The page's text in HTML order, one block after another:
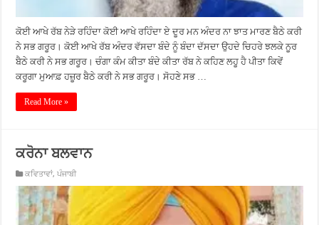
ਕੋਈ ਆਖੇ ਰੱਬ ਨੇੜੇ ਰਹਿੰਦਾ ਕੋਈ ਆਖੇ ਰਹਿੰਦਾ ਏ ਦੂਰ ਮਨ ਅੰਦਰ ਨਾ ਝਾਤ ਮਾਰਣ ਬੈਠੇ ਕਰੀ
ਨੇ ਸਭ ਗਰੂਰ। ਕੋਈ ਆਖੇ ਰੱਬ ਅੰਦਰ ਵੱਸਦਾ ਬੰਦੇ ਨੂੰ ਬੰਦਾ ਦੱਸਦਾ ਉਹਦੇ ਚਿਹਰੇ ਝਲਕੇ ਨੂਰ
ਬੈਠੇ ਕਰੀ ਨੇ ਸਭ ਗਰੂਰ। ਚੰਗਾ ਕੰਮ ਕੀਤਾ ਬੰਦੇ ਕੀਤਾ ਰੱਬ ਨੇ ਕਹਿਣ ਲਹੂ ਹੈ ਪੀਤਾ ਕਿਵੇਂ
ਕਰੂਗਾ ਮੁਆਫ਼ ਹਜ਼ੂਰ ਬੈਠੇ ਕਰੀ ਨੇ ਸਭ ਗਰੂਰ। ਸੋਹਣੇ ਸਭ …
Read More »
ਕਰੋਨਾ ਬਲਵਾਨ
ਕਵਿਤਾਵਾਂ,ਪੰਜਾਬੀ